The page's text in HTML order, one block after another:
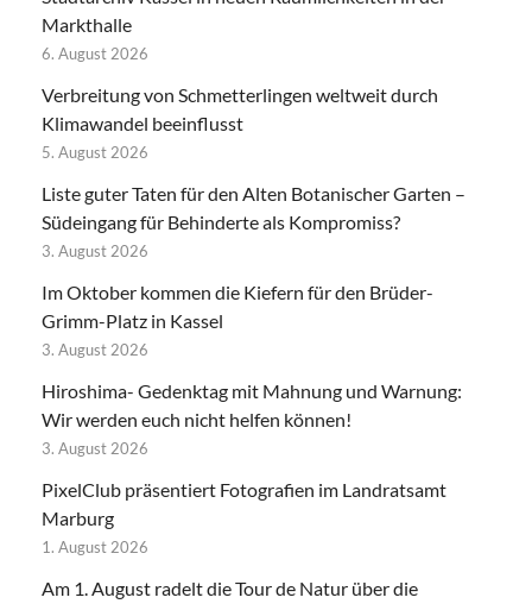
Markthalle
6. August 2026
Verbreitung von Schmetterlingen weltweit durch
Klimawandel beeinflusst
5. August 2026
Liste guter Taten für den Alten Botanischer Garten –
Südeingang für Behinderte als Kompromiss?
3. August 2026
Im Oktober kommen die Kiefern für den Brüder-
Grimm-Platz in Kassel
3. August 2026
Hiroshima- Gedenktag mit Mahnung und Warnung:
Wir werden euch nicht helfen können!
3. August 2026
PixelClub präsentiert Fotografien im Landratsamt
Marburg
1. August 2026
Am 1. August radelt die Tour de Natur über die